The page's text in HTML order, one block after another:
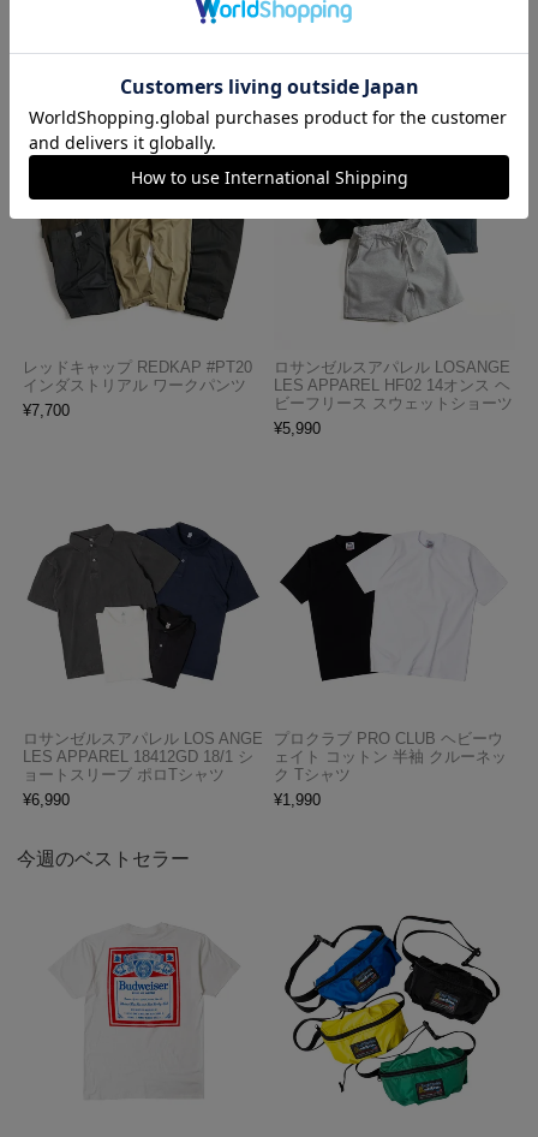
¥770
レッドキャップ REDKAP #PT20
インダストリアル ワークパンツ
¥7,700
ロサンゼルスアパレル LOSANGE
LES APPAREL HF02 14オンス ヘ
ビーフリース スウェットショーツ
¥5,990
ロサンゼルスアパレル LOS ANGE
LES APPAREL 18412GD 18/1 シ
ョートスリーブ ポロTシャツ
¥6,990
プロクラブ PRO CLUB ヘビーウ
ェイト コットン 半袖 クルーネッ
ク Tシャツ
¥1,990
今週のベストセラー